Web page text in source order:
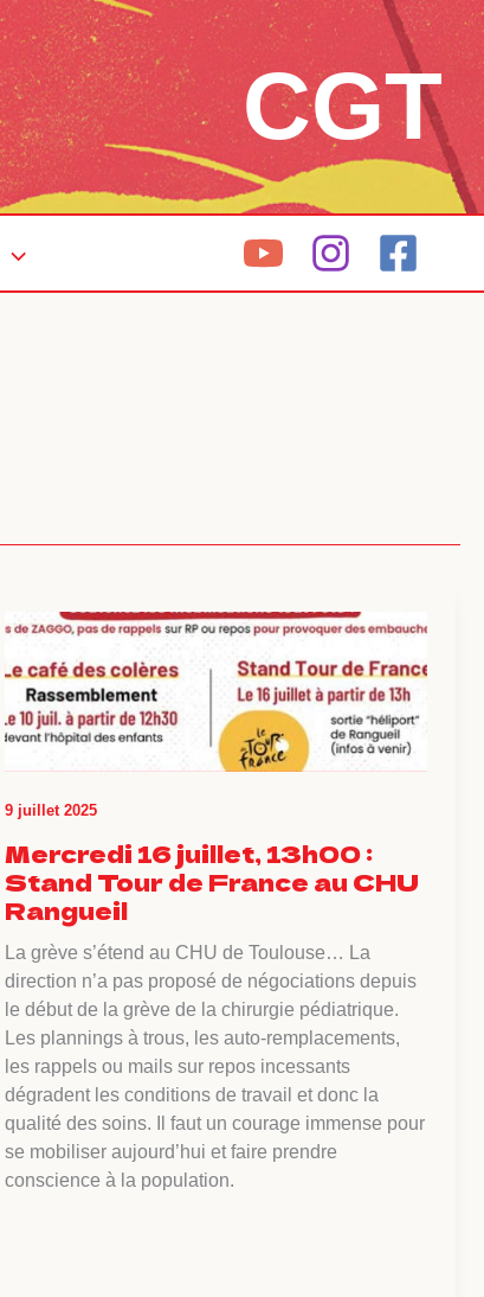
CGT
9 juillet 2025
Mercredi 16 juillet, 13h00 :
Stand Tour de France au CHU
Rangueil
La grève s’étend au CHU de Toulouse… La
direction n’a pas proposé de négociations depuis
le début de la grève de la chirurgie pédiatrique.
Les plannings à trous, les auto-remplacements,
les rappels ou mails sur repos incessants
dégradent les conditions de travail et donc la
qualité des soins. Il faut un courage immense pour
se mobiliser aujourd’hui et faire prendre
conscience à la population.